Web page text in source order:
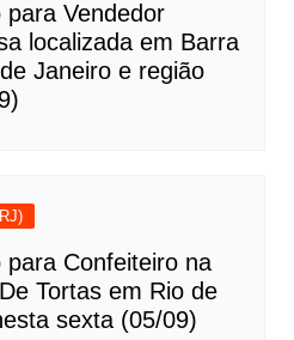
Vendedor
localizada em Barra
Janeiro e região
Confeiteiro na
Tortas em Rio de
sexta (05/09)